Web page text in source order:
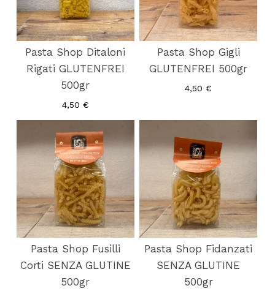
Es befinden sich keine Produkte im
Warenkorb.
Züruck Zum Shop
Pasta Shop Ditaloni
Rigati GLUTENFREI
500gr
4,50 €
Pasta Shop Gigli
GLUTENFREI 500gr
4,50€
Pasta Shop Fusilli
Corti SENZA GLUTINE
500gr
Pasta Shop Fidanzati
SENZA GLUTINE
500gr